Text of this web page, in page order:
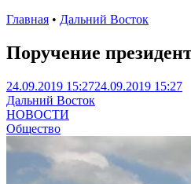
Главная • Дальний Восток
Поручение
24.09.2019 15:2724.09.2019 15:27
Дальний Восток
НОВОСТИ
Общество